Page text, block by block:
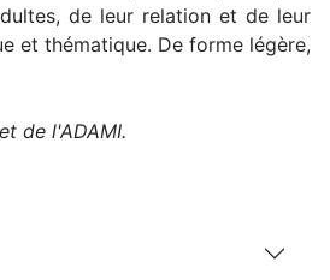
de leur relation et de leur
et thématique. De forme légère,
de l'ADAMI.